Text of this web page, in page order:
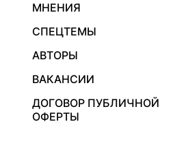
МНЕНИЯ
СПЕЦТЕМЫ
АВТОРЫ
ВАКАНСИИ
ДОГОВОР ПУБЛИЧНОЙ
ОФЕРТЫ